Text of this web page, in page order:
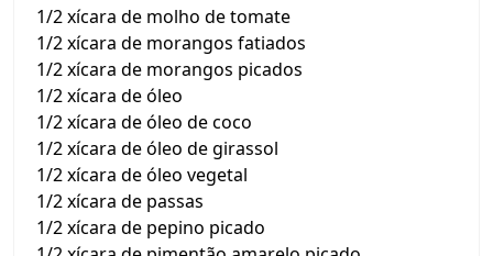
1/2 xícara de molho de tomate
1/2 xícara de morangos fatiados
1/2 xícara de morangos picados
1/2 xícara de óleo
1/2 xícara de óleo de coco
1/2 xícara de óleo de girassol
1/2 xícara de óleo vegetal
1/2 xícara de passas
1/2 xícara de pepino picado